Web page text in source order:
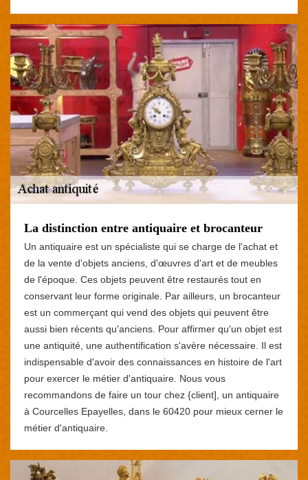
La distinction entre antiquaire et brocanteur
Un antiquaire est un spécialiste qui se charge de l'achat et
de la vente d'objets anciens, d'œuvres d'art et de meubles
de l'époque. Ces objets peuvent être restaurés tout en
conservant leur forme originale. Par ailleurs, un brocanteur
est un commerçant qui vend des objets qui peuvent être
aussi bien récents qu'anciens. Pour affirmer qu'un objet est
une antiquité, une authentification s'avère nécessaire. Il est
indispensable d'avoir des connaissances en histoire de l'art
pour exercer le métier d'antiquaire. Nous vous
recommandons de faire un tour chez {client], un antiquaire
à Courcelles Epayelles, dans le 60420 pour mieux cerner le
métier d'antiquaire.